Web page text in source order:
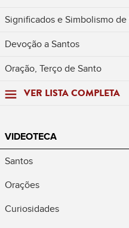
Significados e Simbolismo de
Devoção a Santos
Oração, Terço de Santo
VER LISTA COMPLETA
VIDEOTECA
Santos
Orações
Curiosidades